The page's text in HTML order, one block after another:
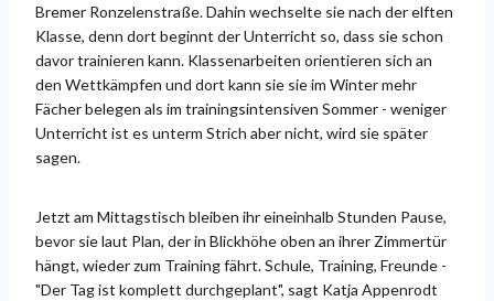
Bremer Ronzelenstraße. Dahin wechselte sie nach der elften
Klasse, denn dort beginnt der Unterricht so, dass sie schon
davor trainieren kann. Klassenarbeiten orientieren sich an
den Wettkämpfen und dort kann sie sie im Winter mehr
Fächer belegen als im trainingsintensiven Sommer - weniger
Unterricht ist es unterm Strich aber nicht, wird sie später
sagen.
Jetzt am Mittagstisch bleiben ihr eineinhalb Stunden Pause,
bevor sie laut Plan, der in Blickhöhe oben an ihrer Zimmertür
hängt, wieder zum Training fährt. Schule, Training, Freunde -
"Der Tag ist komplett durchgeplant", sagt Katja Appenrodt